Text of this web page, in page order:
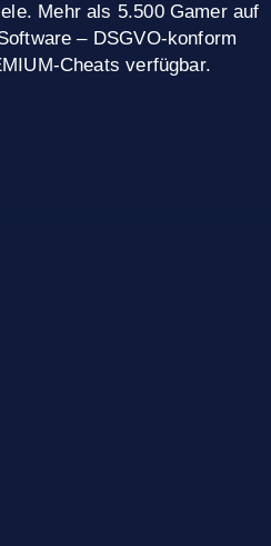
Mehr als 5.500 Gamer auf
– DSGVO-konform
Cheats verfügbar.